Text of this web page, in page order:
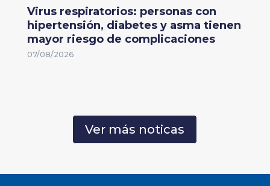
Virus respiratorios: personas con
hipertensión, diabetes y asma tienen
mayor riesgo de complicaciones
07/08/2026
Ver más noticas